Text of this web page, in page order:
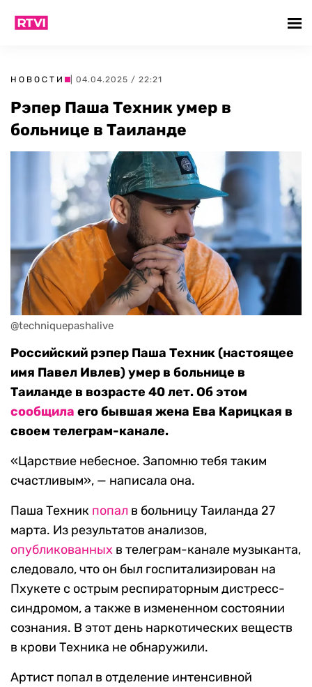
НОВОСТИ | 04.04.2025 / 22:21
Рэпер Паша Техник умер в
больнице в Таиланде
@techniquepashalive
Российский рэпер Паша Техник (настоящее
имя Павел Ивлев) умер в больнице в
Таиланде в возрасте 40 лет. Об этом
сообщила его бывшая жена Ева Карицкая в
своем телеграм-канале.
«Царствие небесное. Запомню тебя таким
счастливым», — написала она.
Паша Техник попал в больницу Таиланда 27
марта. Из результатов анализов,
опубликованных в телеграм-канале музыканта,
следовало, что он был госпитализирован на
Пхукете с острым респираторным дистресс-
синдромом, а также в измененном состоянии
сознания. В этот день наркотических веществ
в крови Техника не обнаружили.
Артист попал в отделение интенсивной